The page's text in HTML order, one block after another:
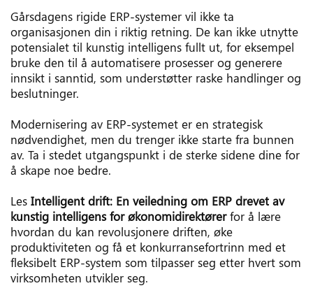
Gårsdagens rigide ERP-systemer vil ikke ta
organisasjonen din i riktig retning. De kan ikke utnytte
potensialet til kunstig intelligens fullt ut, for eksempel
bruke den til å automatisere prosesser og generere
innsikt i sanntid, som understøtter raske handlinger og
beslutninger.
Modernisering av ERP-systemet er en strategisk
nødvendighet, men du trenger ikke starte fra bunnen
av. Ta i stedet utgangspunkt i de sterke sidene dine for
å skape noe bedre.
Les Intelligent drift: En veiledning om ERP drevet av
kunstig intelligens for økonomidirektører for å lære
hvordan du kan revolusjonere driften, øke
produktiviteten og få et konkurransefortrinn med et
fleksibelt ERP-system som tilpasser seg etter hvert som
virksomheten utvikler seg.